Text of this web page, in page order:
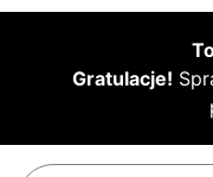
Gratulacje!